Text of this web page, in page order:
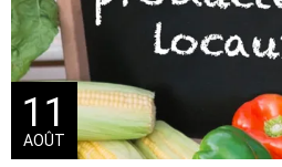
11
AOÛT